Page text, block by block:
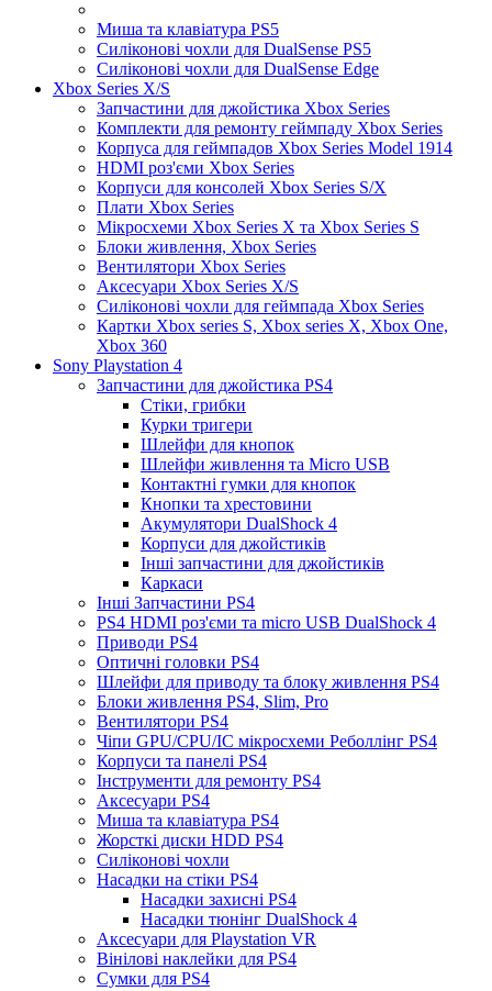
Миша та клавіатура PS5
Силіконові чохли для DualSense PS5
Силіконові чохли для DualSense Edge
Xbox Series X/S
Запчастини для джойстика Xbox Series
Комплекти для ремонту геймпаду Xbox Series
Корпуса для геймпадов Xbox Series Model 1914
HDMI роз'єми Xbox Series
Корпуси для консолей Xbox Series S/X
Плати Xbox Series
Мікросхеми Xbox Series X та Xbox Series S
Блоки живлення, Xbox Series
Вентилятори Xbox Series
Аксесуари Xbox Series X/S
Силіконові чохли для геймпада Xbox Series
Картки Xbox series S, Xbox series X, Xbox One,
Xbox 360
Sony Playstation 4
Запчастини для джойстика PS4
Стіки, грибки
Курки тригери
Шлейфи для кнопок
Шлейфи живлення та Micro USB
Контактні гумки для кнопок
Кнопки та хрестовини
Акумулятори DualShock 4
Корпуси для джойстиків
Інші запчастини для джойстиків
Каркаси
Інші Запчастини PS4
PS4 HDMI роз'єми та micro USB DualShock 4
Приводи PS4
Оптичні головки PS4
Шлейфи для приводу та блоку живлення PS4
Блоки живлення PS4, Slim, Pro
Вентилятори PS4
Чіпи GPU/CPU/IC мікросхеми Реболлінг PS4
Корпуси та панелі PS4
Інструменти для ремонту PS4
Аксесуари PS4
Миша та клавіатура PS4
Жорсткі диски HDD PS4
Силіконові чохли
Насадки на стіки PS4
Насадки захисні PS4
Насадки тюнінг DualShock 4
Аксесуари для Playstation VR
Вінілові наклейки для PS4
Сумки для PS4